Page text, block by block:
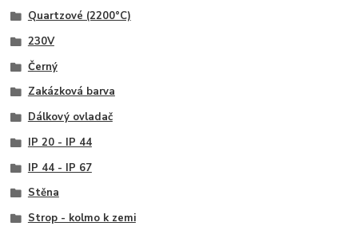
Quartzové (2200°C)
230V
Černý
Zakázková barva
Dálkový ovladač
IP 20 - IP 44
IP 44 - IP 67
Stěna
Strop - kolmo k zemi